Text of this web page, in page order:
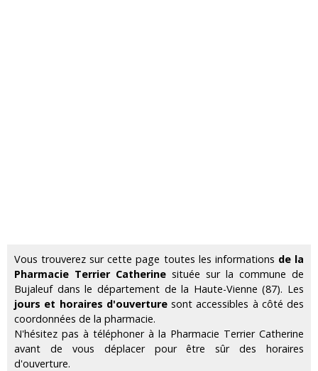
Vous trouverez sur cette page toutes les informations de la
Pharmacie Terrier Catherine située sur la commune de
Bujaleuf dans le département de la Haute-Vienne (87). Les
jours et horaires d'ouverturesont accessibles à côté des
coordonnées de la pharmacie.
N'hésitez pas à téléphoner à la Pharmacie Terrier Catherine
avant de vous déplacer pour être sûr des horaires
d'ouverture.